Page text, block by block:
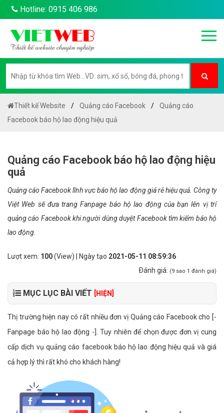
Hotline: 0915 406 986
Thiết kế Website Quảng cáo Facebook
Quảng cáo
Facebook báo hộ lao động hiệu quả
Quảng cáo Facebook báo hộ lao động hiệu
quả
Quảng cáo Facebook lĩnh vực báo hộ lao động giá rẻ hiệu quả. Công ty
Việt Web sẽ đưa trang Fanpage báo hộ lao động của bạn lên vị trí
quảng cáo Facebook khi người dùng duyệt Facebook tìm kiếm báo hộ
lao động.
Lượt xem: 100(View) | Ngày tạo 2021-05-11 08:59:36
Ðánh giá: (9 sao 1 đánh giá)
MỤC LỤC BÀI VIẾT [HIỆN]
Thị trường hiện nay có rất nhiều đơn vị Quảng cáo Facebook cho [-
Fanpage báo hộ lao động -]. Tuy nhiên để chọn được đơn vị cung
cấp dịch vụ quảng cáo facebook báo hộ lao động hiệu quả và giá
cả hợp lý thì rất khó cho khách hàng!